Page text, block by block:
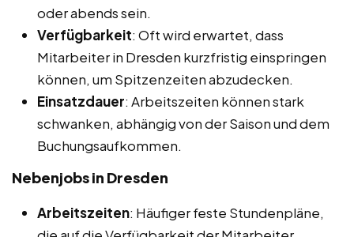
oder abends sein.
Verfügbarkeit: Oft wird erwartet, dass
Mitarbeiter in Dresden kurzfristig einspringen
können, um Spitzenzeiten abzudecken.
Einsatzdauer: Arbeitszeiten können stark
schwanken, abhängig von der Saison und dem
Buchungsaufkommen.
Nebenjobs in Dresden
Arbeitszeiten: Häufiger feste Stundenpläne,